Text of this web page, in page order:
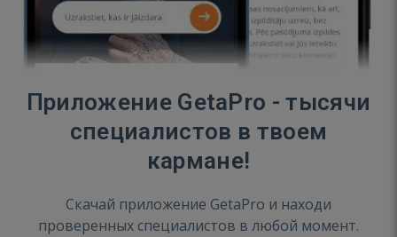
Приложение GetaPro - тысячи
специалистов в твоем
кармане!
Скачай приложение GetaPro и находи
проверенных специалистов в любой момент.